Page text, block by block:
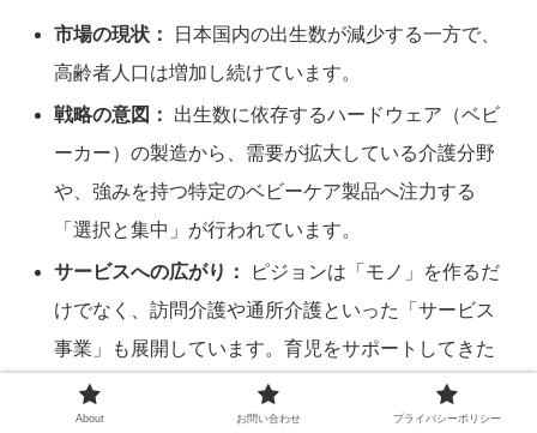
市場の現状：
日本国内の出生数が減少する一方で、
高齢者人口は増加し続けています。
戦略の意図：
出生数に依存するハードウェア（ベビ
ーカー）の製造から、需要が拡大している介護分野
や、強みを持つ特定のベビーケア製品へ注力する
「選択と集中」が行われています。
サービスへの広がり：
ピジョンは「モノ」を作るだ
けでなく、訪問介護や通所介護といった「サービス
事業」も展開しています。育児をサポートしてきた
経験を、介護現場での心のケアやサポート体制の構
築に活かすことで、製品開発に利用者の声を直接フ
About お問い合わせ プライバシーポリシー